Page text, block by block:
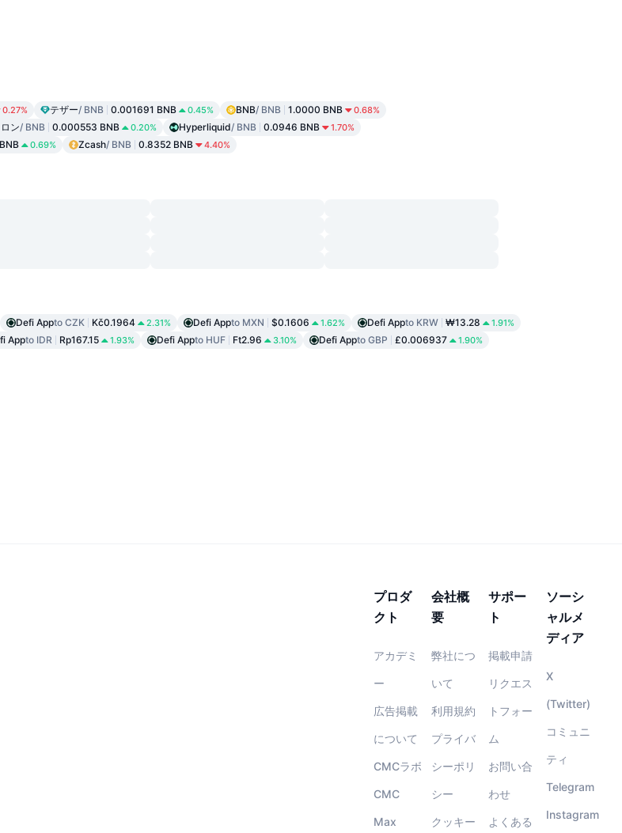
0.27% テザー/ BNB 0.001691 BNB 0.45% BNB/ BNB 1.0000 BNB 0.68%
ロン/ BNB 0.000553 BNB 0.20% Hyperliquid/ BNB 0.0946 BNB 1.70%
0.69% Zcash/ BNB 0.8352 BNB 4.40%
Defi Appto CZK Kč0.1964 2.31% Defi Appto MXN $0.1606 1.62% Defi Appto KRW ₩13.28 1.91%
Appto IDR Rp167.15 1.93% Defi Appto HUF Ft2.96 3.10% Defi Appto GBP £0.006937 1.90%
プロダ
クト
アカデミ
ー
広告掲載
について
CMCラボ
CMC
Max
会社概
要
弊社につ
いて
利用規約
プライバ
シーポリ
シー
クッキー
サポー
ト
掲載申請
リクエス
トフォー
ム
お問い合
わせ
よくある
ソーシ
ャルメ
ディア
X
(Twitter)
コミュニ
ティ
Telegram
Instagram